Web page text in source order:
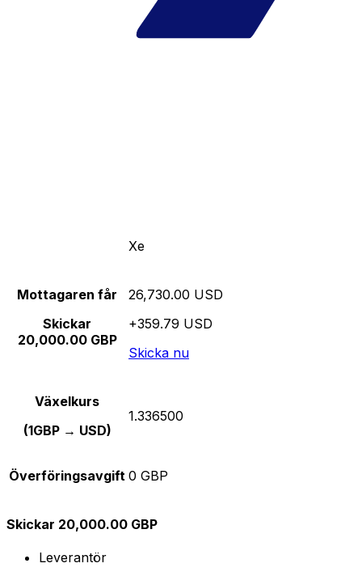
Xe
Mottagaren får
Skickar
20,000.00 GBP
26,730.00 USD
+359.79 USD
Skicka nu
Växelkurs
(1GBP → USD)
1.336500
Överföringsavgift 0 GBP
Skickar 20,000.00 GBP
Leverantör